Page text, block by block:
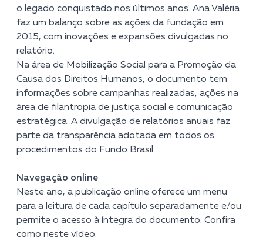
o legado conquistado nos últimos anos. Ana Valéria
faz um balanço sobre as ações da fundação em
2015, com inovações e expansões divulgadas no
relatório.
Na área de Mobilização Social para a Promoção da
Causa dos Direitos Humanos, o documento tem
informações sobre campanhas realizadas, ações na
área de filantropia de justiça social e comunicação
estratégica. A divulgação de relatórios anuais faz
parte da transparência adotada em todos os
procedimentos do Fundo Brasil.
Navegação online
Neste ano, a publicação online oferece um menu
para a leitura de cada capítulo separadamente e/ou
permite o acesso à íntegra do documento. Confira
como neste vídeo.